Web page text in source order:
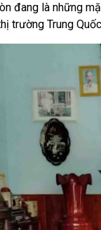
đang là những
trường Trung